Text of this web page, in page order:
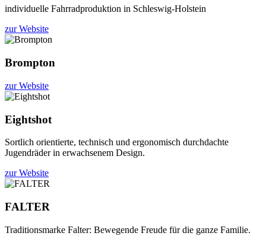
individuelle Fahrradproduktion in Schleswig-Holstein
zur Website
Brompton
zur Website
Eightshot
Sortlich orientierte, technisch und ergonomisch durchdachte
Jugendräder in erwachsenem Design.
zur Website
FALTER
Traditionsmarke Falter: Bewegende Freude für die ganze Familie.